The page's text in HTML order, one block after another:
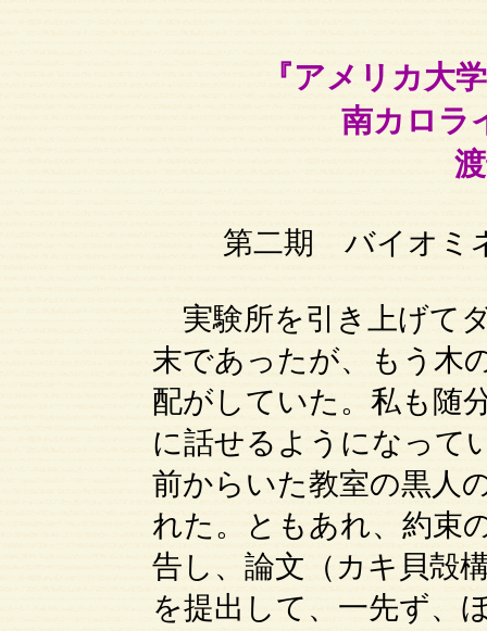
『アメリカ大
南カロラ
第二期 バイオミ
実験所を引き上げて
末であったが、もう木
配がしていた。私も随
に話せるようになって
前からいた教室の黒人
れた。ともあれ、約束
告し、論文（カキ貝殻
を提出して、一先ず、